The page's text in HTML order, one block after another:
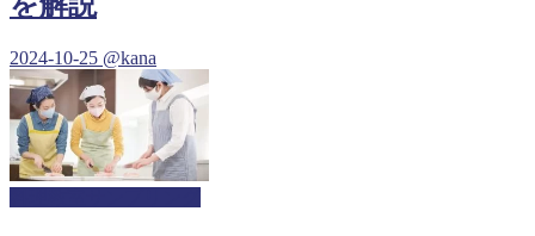
2024-10-25 @kana